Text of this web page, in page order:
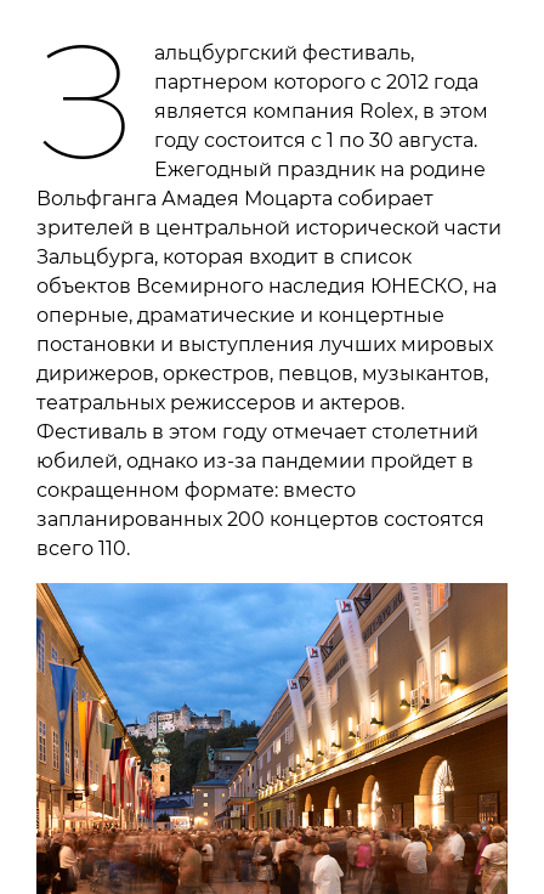
З
альцбургский фестиваль,
партнером которого с 2012 года
является компания Rolex, в этом
году состоится с 1 по 30 августа.
Ежегодный праздник на родине
Вольфганга Амадея Моцарта собирает
зрителей в центральной исторической части
Зальцбурга, которая входит в список
объектов Всемирного наследия ЮНЕСКО, на
оперные, драматические и концертные
постановки и выступления лучших мировых
дирижеров, оркестров, певцов, музыкантов,
театральных режиссеров и актеров.
Фестиваль в этом году отмечает столетний
юбилей, однако из-за пандемии пройдет в
сокращенном формате: вместо
запланированных 200 концертов состоятся
всего 110.